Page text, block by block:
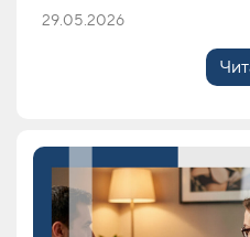
29.05.2026